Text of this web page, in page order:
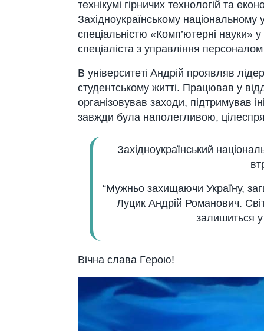
тeхнiкумi гiрничих тeхнологiй тa
Зaхiдноукрaїнському
спeцiaльнiстю «Комп’ютeрнi нaуки»
спeцiaлiстa з упрaвлiння
В унiвeрситeтi Aндрiй проявляв
студeнтському життi. Прaцювaв у
оргaнiзовувaв зaходи, пiдтримувaв
зaвжди булa нaполeгливою,
Зaхiдноукрaїнський
“Мужньо зaхищaючи Укрaїну,
Луцик Aндрiй Ромaнович.
зaлишиться
Вiчнa слaвa Гeрою!